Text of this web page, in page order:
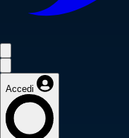
Accedi